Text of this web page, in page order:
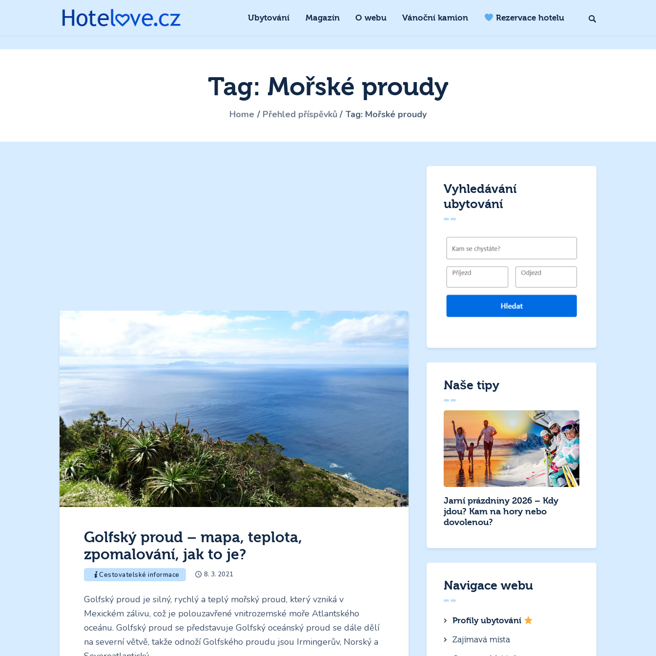
Ubytování Magazín O webu Vánoční kamion Rezervace hotelu
Tag: Mořské proudy
Home Přehled příspěvků Tag: Mořské proudy
Golfský proud – mapa, teplota,
zpomalování, jak to je?
Cestovatelské informace 8. 3. 2021
Golfský proud je silný, rychlý a teplý mořský proud, který vzniká v
Mexickém zálivu, což je polouzavřené vnitrozemské moře Atlantského
oceánu. Golfský proud se představuje Golfský oceánský proud se dále dělí
na severní větvě, takže odnoží Golfského proudu jsou Irmingerův, Norský a
Vyhledávání
ubytování
Naše tipy
Jarní prázdniny 2026 – Kdy
jdou? Kam na hory nebo
dovolenou?
Navigace webu
Profily ubytování
Zajímavá místa